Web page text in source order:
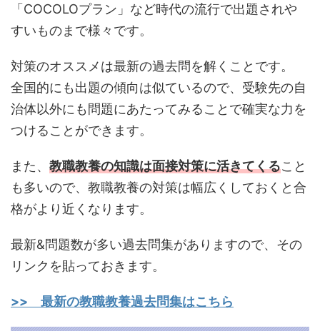
「COCOLOプラン」など時代の流行で出題されや
すいものまで様々です。
対策のオススメは最新の過去問を解くことです。
全国的にも出題の傾向は似ているので、受験先の自
治体以外にも問題にあたってみることで確実な力を
つけることができます。
また、 教職教養の知識は面接対策に活きてくること
も多いので、教職教養の対策は幅広くしておくと合
格がより近くなります。
最新&問題数が多い過去問集がありますので、その
リンクを貼っておきます。
>> 最新の教職教養過去問集はこちら